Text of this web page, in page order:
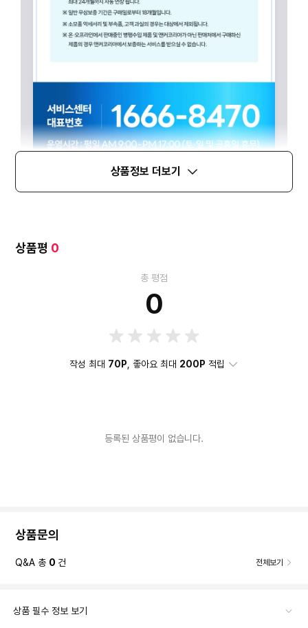
상품정보 더보기
상품평 0
총 평점
0
작성 최대 70P, 좋아요 최대 200P 적립
등록된 상품평이 없습니다.
상품문의
Q&A 총 0 건 전체보기
상품 필수 정보 보기